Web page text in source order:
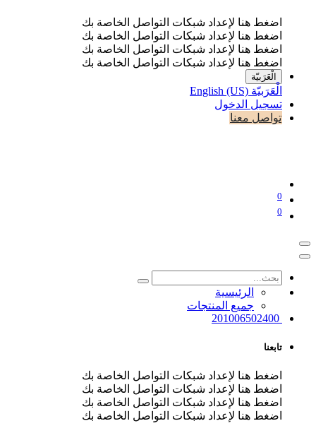
اضغط هنا لإعداد شبكات التواصل الخاصة بك
اضغط هنا لإعداد شبكات التواصل الخاصة بك
اضغط هنا لإعداد شبكات التواصل الخاصة بك
اضغط هنا لإعداد شبكات التواصل الخاصة بك
الْعَرَبيّة
الْعَرَبيّة English (US)
تسجيل الدخول
تواصل معنا
0
0
الرئيسية
جميع المنتجات
تابعنا
اضغط هنا لإعداد شبكات التواصل الخاصة بك
اضغط هنا لإعداد شبكات التواصل الخاصة بك
اضغط هنا لإعداد شبكات التواصل الخاصة بك
اضغط هنا لإعداد شبكات التواصل الخاصة بك